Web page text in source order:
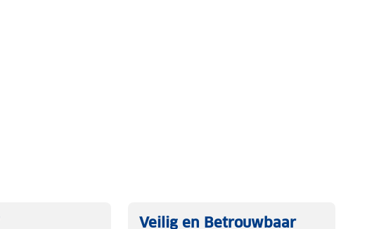
Veilig en Betrouwbaar